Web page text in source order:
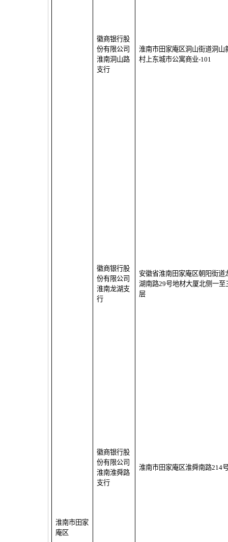
淮南市田家
庵区
徽商银行股
份有限公司
淮南洞山路
支行
淮南市田家庵区洞山街道洞山
村上东城市公寓商业-101
徽商银行股
份有限公司
淮南龙湖支
行
安徽省淮南田家庵区朝阳街道
湖南路29号地材大厦北侧一至
层
徽商银行股
份有限公司
淮南淮舜路
支行
淮南市田家庵区淮舜南路214